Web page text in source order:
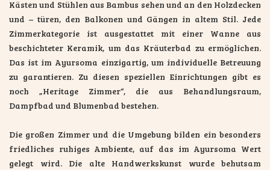
Kästen und Stühlen aus Bambus sehen und an den Holzdecken
und – türen, den Balkonen und Gängen in altem Stil. Jede
Zimmerkategorie ist ausgestattet mit einer Wanne aus
beschichteter Keramik, um das Kräuterbad zu ermöglichen.
Das ist im Ayursoma einzigartig, um individuelle Betreuung
zu garantieren. Zu diesen speziellen Einrichtungen gibt es
noch „Heritage Zimmer“, die aus Behandlungsraum,
Dampfbad und Blumenbad bestehen.
Die großen Zimmer und die Umgebung bilden ein besonders
friedliches ruhiges Ambiente, auf das im Ayursoma Wert
gelegt wird. Die alte Handwerkskunst wurde behutsam